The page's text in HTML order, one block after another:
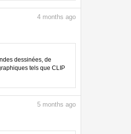
4 months ago
dessinées, de
tels que CLIP
5 months ago